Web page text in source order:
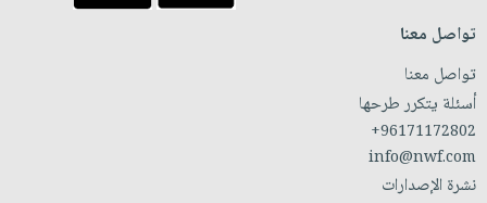
تواصل معنا
تواصل معنا
أسئلة يتكرر طرحها
+96171172802
info@nwf.com
نشرة الإصدارات